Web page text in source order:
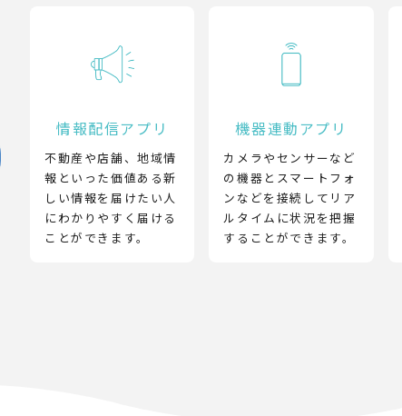
情報配信アプリ
不動産や店舗、地域情
報といった価値ある新
しい情報を届けたい人
にわかりやすく届ける
ことができます。
機器連動アプリ
カメラやセンサーなど
の機器とスマートフォ
ンなどを接続してリア
ルタイムに状況を把握
することができます。